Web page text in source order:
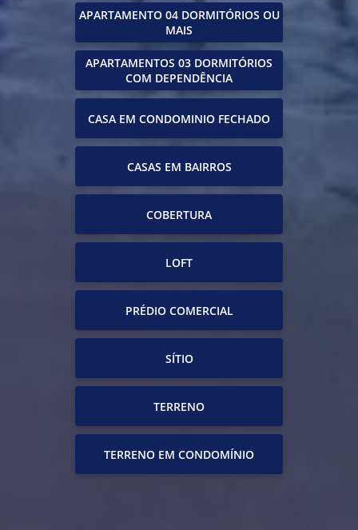
APARTAMENTO 04 DORMITÓRIOS OU
MAIS
APARTAMENTOS 03 DORMITÓRIOS
COM DEPENDÊNCIA
CASA EM CONDOMINIO FECHADO
CASAS EM BAIRROS
COBERTURA
LOFT
PRÉDIO COMERCIAL
SÍTIO
TERRENO
TERRENO EM CONDOMÍNIO